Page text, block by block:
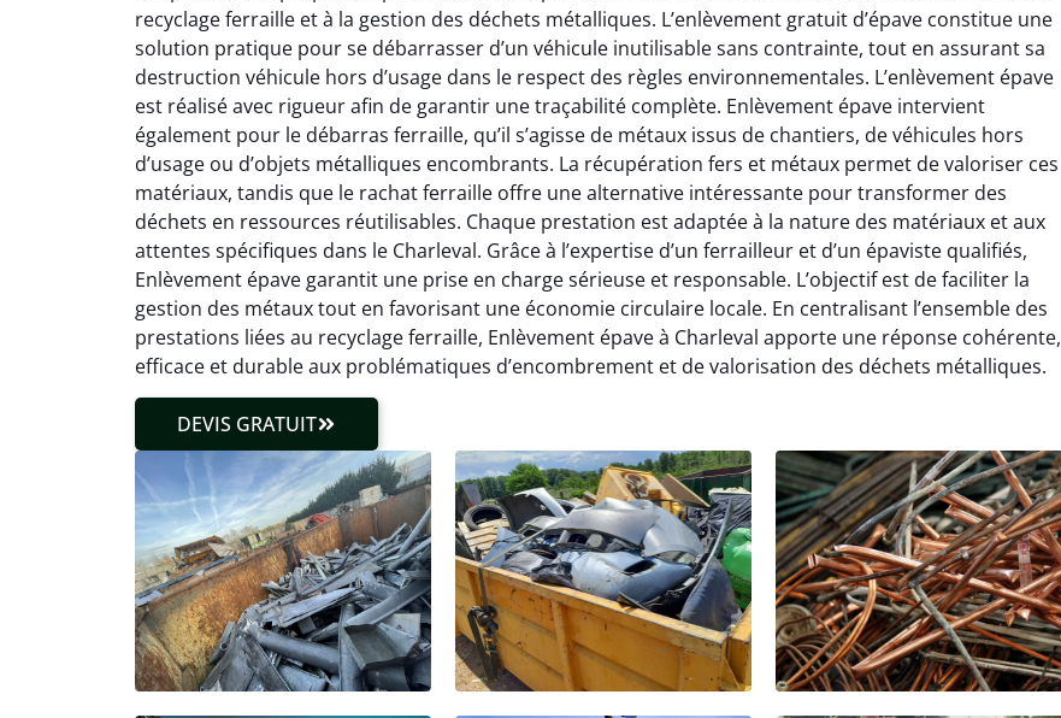
recyclage ferraille et à la gestion des déchets métalliques. L’enlèvement gratuit d’épave constitue une
solution pratique pour se débarrasser d’un véhicule inutilisable sans contrainte, tout en assurant sa
destruction véhicule hors d’usage dans le respect des règles environnementales. L’enlèvement épave
est réalisé avec rigueur afin de garantir une traçabilité complète. Enlèvement épave intervient
également pour le débarras ferraille, qu’il s’agisse de métaux issus de chantiers, de véhicules hors
d’usage ou d’objets métalliques encombrants. La récupération fers et métaux permet de valoriser ces
matériaux, tandis que le rachat ferraille offre une alternative intéressante pour transformer des
déchets en ressources réutilisables. Chaque prestation est adaptée à la nature des matériaux et aux
attentes spécifiques dans le Charleval. Grâce à l’expertise d’un ferrailleur et d’un épaviste qualifiés,
Enlèvement épave garantit une prise en charge sérieuse et responsable. L’objectif est de faciliter la
gestion des métaux tout en favorisant une économie circulaire locale. En centralisant l’ensemble des
prestations liées au recyclage ferraille, Enlèvement épave à Charleval apporte une réponse cohérente,
efficace et durable aux problématiques d’encombrement et de valorisation des déchets métalliques.
DEVIS GRATUIT